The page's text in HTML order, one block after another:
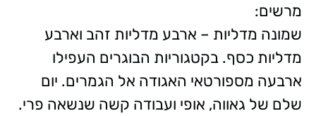
מרשים:
שמונה מדליות – ארבע מדליות זהב וארבע
מדליות כסף. בקטגוריות הבוגרים העפילו
ארבעה מספורטאי האגודה אל הגמרים. יום
שלם של גאווה, אופי ועבודה קשה שנשאה פרי.